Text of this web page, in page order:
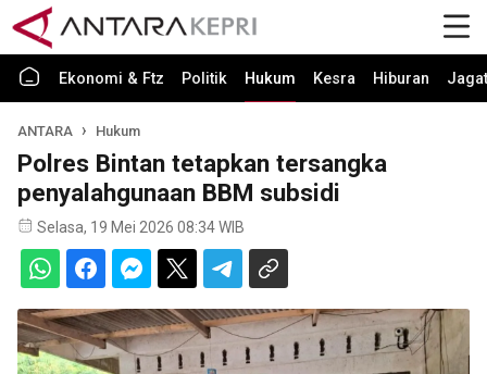
Ekonomi & Ftz Politik Hukum Kesra Hiburan Jagat
ANTARA Hukum
Polres Bintan tetapkan tersangka
penyalahgunaan BBM subsidi
Selasa, 19 Mei 2026 08:34 WIB